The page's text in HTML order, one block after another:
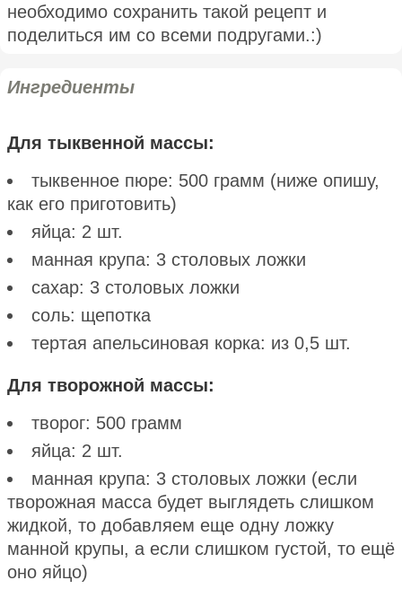
необходимо сохранить такой рецепт и
поделиться им со всеми подругами.:)
Ингредиенты
Для тыквенной массы:
тыквенное пюре: 500 грамм (ниже опишу,
как его приготовить)
яйца: 2 шт.
манная крупа: 3 столовых ложки
сахар: 3 столовых ложки
соль: щепотка
тертая апельсиновая корка: из 0,5 шт.
Для творожной массы:
творог: 500 грамм
яйца: 2 шт.
манная крупа: 3 столовых ложки (если
творожная масса будет выглядеть слишком
жидкой, то добавляем еще одну ложку
манной крупы, а если слишком густой, то ещё
оно яйцо)